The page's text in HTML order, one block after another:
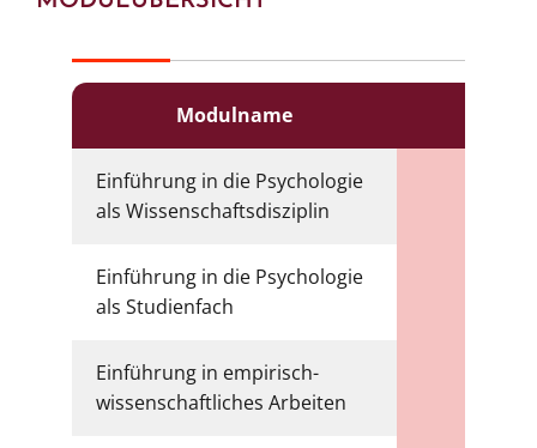
Modulname
Einführung in die Psychologie
als Wissenschaftsdisziplin
Einführung in die Psychologie
als Studienfach
Einführung in empirisch-
wissenschaftliches Arbeiten